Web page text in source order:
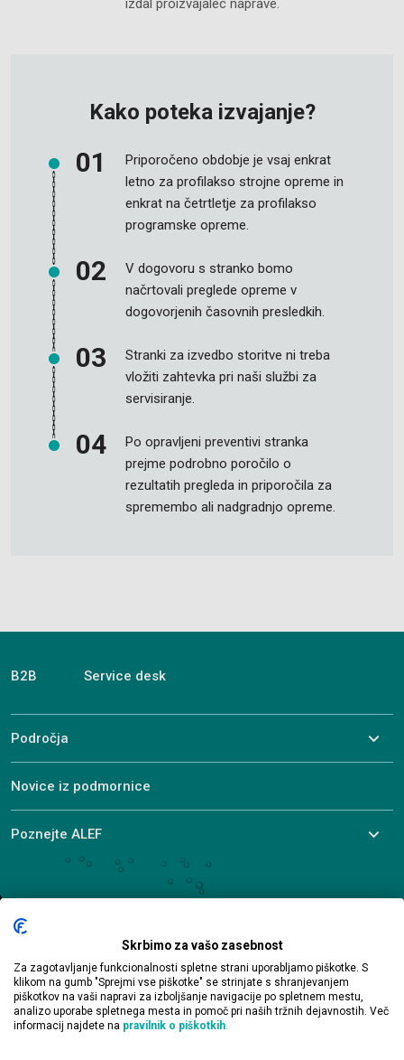
izdal proizvajalec naprave.
Kako poteka izvajanje?
Priporočeno obdobje je vsaj enkrat
letno za profilakso strojne opreme in
enkrat na četrtletje za profilakso
programske opreme.
V dogovoru s stranko bomo
načrtovali preglede opreme v
dogovorjenih časovnih presledkih.
Stranki za izvedbo storitve ni treba
vložiti zahtevka pri naši službi za
servisiranje.
Po opravljeni preventivi stranka
prejme podrobno poročilo o
rezultatih pregleda in priporočila za
spremembo ali nadgradnjo opreme.
B2B Service desk
Področja
Novice iz podmornice
Poznejte ALEF
+386 1 330 20 20
si-sales@alef.com
Skrbimo za vašo zasebnost
Za zagotavljanje funkcionalnosti spletne strani uporabljamo piškotke. S
klikom na gumb "Sprejmi vse piškotke" se strinjate s shranjevanjem
piškotkov na vaši napravi za izboljšanje navigacije po spletnem mestu,
analizo uporabe spletnega mesta in pomoč pri naših tržnih dejavnostih. Več
informacij najdete na pravilnik o piškotkih.